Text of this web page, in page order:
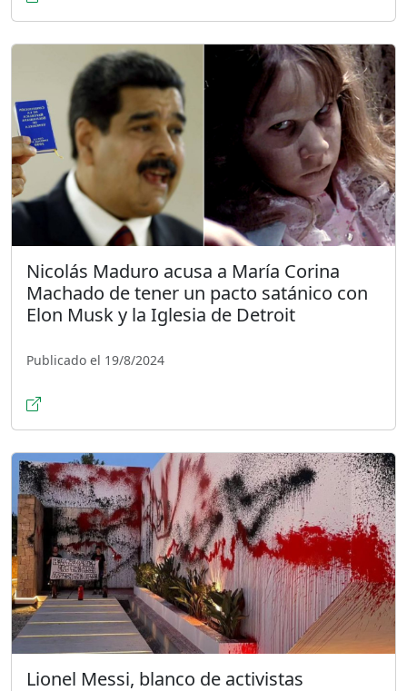
Nicolás Maduro acusa a María Corina
Machado de tener un pacto satánico con
Elon Musk y la Iglesia de Detroit
Publicado el 19/8/2024
Lionel Messi, blanco de activistas